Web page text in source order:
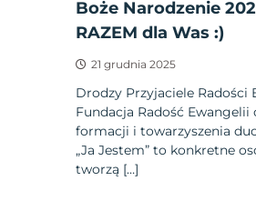
Boże Narodzenie
RAZEM dla Was :)
21 grudnia 2025
Drodzy Przyjaciele Radości
Fundacja Radość Ewangelii
formacji i towarzyszenia
„Ja Jestem” to konkretne
tworzą […]